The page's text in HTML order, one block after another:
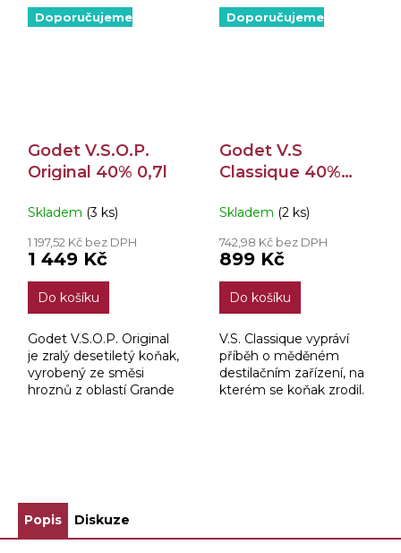
Doporučujeme
Godet V.S.O.P.
Original 40% 0,7l
Skladem (3 ks)
1 197,52 Kč bez DPH
1 449 Kč
Do košíku
Godet V.S.O.P. Original
je zralý desetiletý koňak,
vyrobený ze směsi
hroznů z oblastí Grande
Doporučujeme
Godet V.S
Classique 40%
Skladem (2 ks)
742,98 Kč bez DPH
899 Kč
Do košíku
V.S. Classique vypráví
příběh o měděném
destilačním zařízení, na
kterém se koňak zrodil.
Popis Diskuze